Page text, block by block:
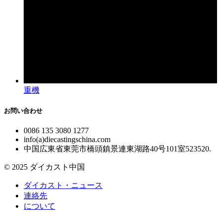
重機
お問い合わせ
0086 135 3080 1277
info(a)diecastingschina.com
中国広東省東莞市橋頭鎮景連東湖路40号101室523520.
© 2025 ダイカスト中国
ダイカスト・ニュース
連絡先
について